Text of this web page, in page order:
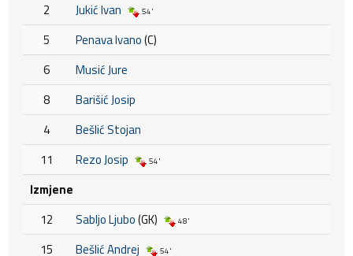
2 Jukić Ivan 54'
5 Penava Ivano(C)
6
Musić Jure
8
Barišić Josip
4
Bešlić Stojan
11
Rezo Josip 54'
Izmjene
12
Sabljo Ljubo(GK) 48'
15 Bešlić Andrej 54'